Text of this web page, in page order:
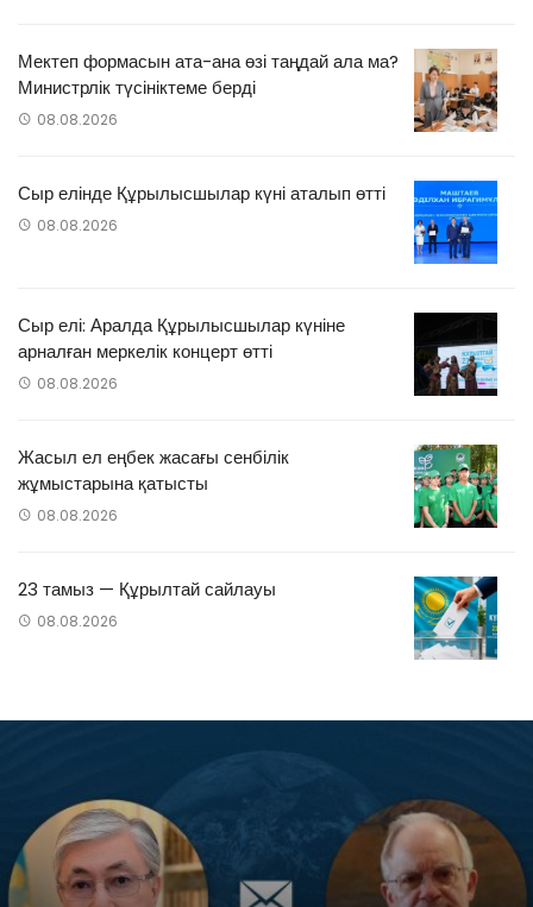
Мектеп формасын ата-ана өзі таңдай ала ма?
Министрлік түсініктеме берді
08.08.2026
Сыр елінде Құрылысшылар күні аталып өтті
08.08.2026
Сыр елі: Аралда Құрылысшылар күніне
арналған меркелік концерт өтті
08.08.2026
Жасыл ел еңбек жасағы сенбілік
жұмыстарына қатысты
08.08.2026
23 тамыз — Құрылтай сайлауы
08.08.2026